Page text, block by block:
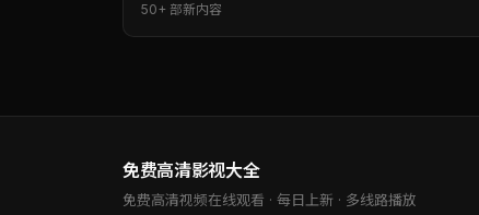
50+ 部新内容
免费高清影视大全
免费高清视频在线观看 · 每日上新 · 多线路播放